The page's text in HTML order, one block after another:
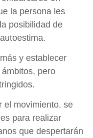
la persona les
posibilidad de
y establecer
pero
el movimiento, se
para realizar
que despertarán